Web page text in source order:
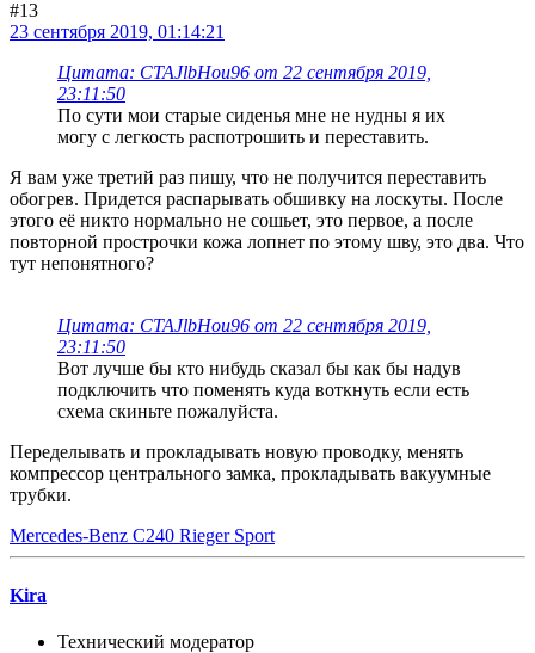
#13
23 сентября 2019, 01:14:21
Цитата: CTAJlbHou96 от 22 сентября 2019,
23:11:50
По сути мои старые сиденья мне не нудны я их
могу с легкость распотрошить и переставить.
Я вам уже третий раз пишу, что не получится переставить
обогрев. Придется распарывать обшивку на лоскуты. После
этого её никто нормально не сошьет, это первое, а после
повторной прострочки кожа лопнет по этому шву, это два. Что
тут непонятного?
Цитата: CTAJlbHou96 от 22 сентября 2019,
23:11:50
Вот лучше бы кто нибудь сказал бы как бы надув
подключить что поменять куда воткнуть если есть
схема скиньте пожалуйста.
Переделывать и прокладывать новую проводку, менять
компрессор центрального замка, прокладывать вакуумные
трубки.
Mercedes-Benz C240 Rieger Sport
Kira
Технический модератор